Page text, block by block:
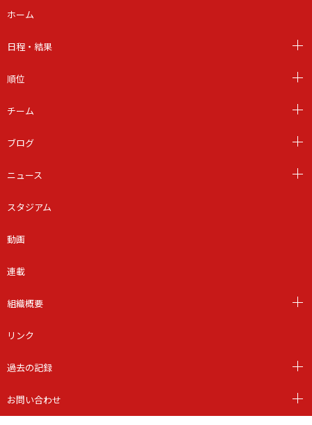
ホーム
日程・結果
順位
チーム
ブログ
ニュース
スタジアム
動画
連載
組織概要
リンク
過去の記録
お問い合わせ